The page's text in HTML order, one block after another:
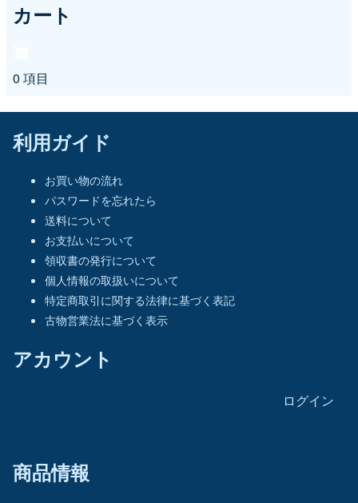
カート
0 項目
利用ガイド
お買い物の流れ
パスワードを忘れたら
送料について
お支払いについて
領収書の発行について
個人情報の取扱いについて
特定商取引に関する法律に基づく表記
古物営業法に基づく表示
アカウント
ログイン
商品情報